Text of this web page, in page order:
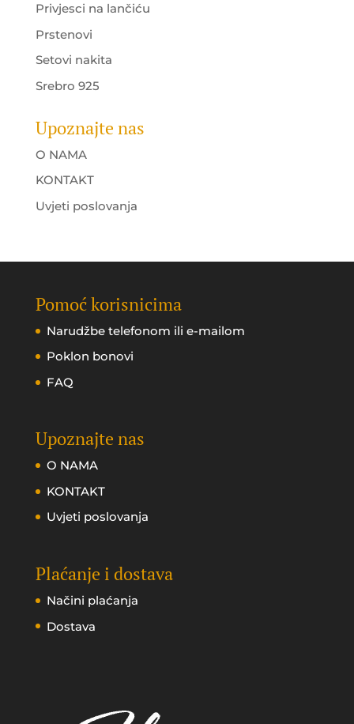
Privjesci na lančiću
Prstenovi
Setovi nakita
Srebro 925
Upoznajte nas
O NAMA
KONTAKT
Uvjeti poslovanja
Pomoć korisnicima
Narudžbe telefonom ili e-mailom
Poklon bonovi
FAQ
Upoznajte nas
O NAMA
KONTAKT
Uvjeti poslovanja
Plaćanje i dostava
Načini plaćanja
Dostava